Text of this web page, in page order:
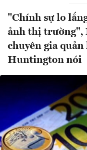
"Chính sự lo
ảnh thị trường",
chuyên gia
Huntington nói